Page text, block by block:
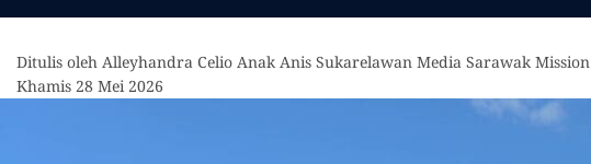
Ditulis oleh Alleyhandra Celio Anak Anis Sukarelawan Media Sarawak Mission
Khamis 28 Mei 2026